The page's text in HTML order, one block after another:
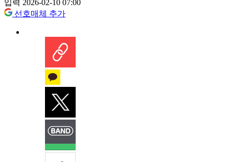
입력 2026-02-10 07:00
선호매체 추가